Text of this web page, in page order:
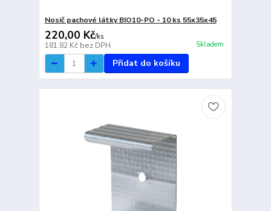
Nosič pachové látky BIO10-PO - 10 ks 55x35x45
220,00 Kč/ks
181,82 Kč bez DPH Skladem
Přidat do košíku